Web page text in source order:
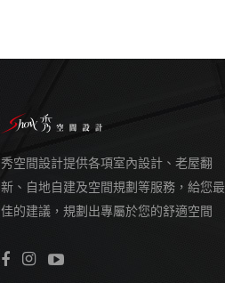
秀空間設計提供各項室內設計、老屋翻
新、自地自建及空間規劃等服務，給您最
佳的建議，規劃出專屬於您的舒適空間